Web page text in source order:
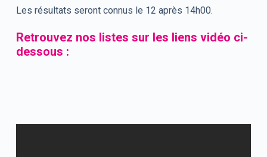
Les résultats seront connus le 12 après 14h00.
Retrouvez nos listes sur les liens vidéo ci-
dessous :